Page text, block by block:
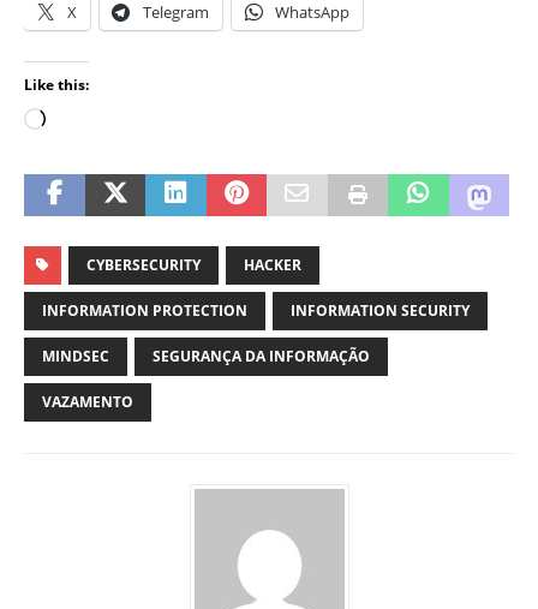
X Telegram WhatsApp
Like this:
CYBERSECURITY HACKER
INFORMATION PROTECTION INFORMATION SECURITY
MINDSEC SEGURANÇA DA INFORMAÇÃO
VAZAMENTO